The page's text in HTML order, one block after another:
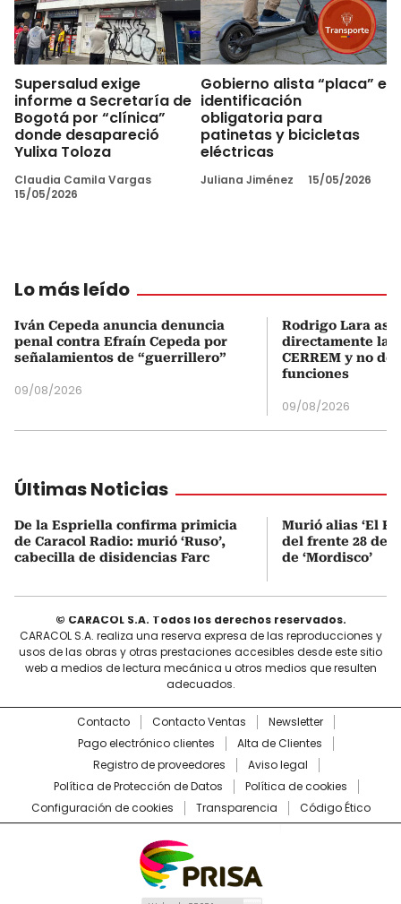
Supersalud exige
informe a Secretaría de
Bogotá por “clínica”
donde desapareció
Yulixa Toloza
Claudia Camila Vargas
15/05/2026
Gobierno alista “placa” e
identificación
obligatoria para
patinetas y bicicletas
eléctricas
Juliana Jiménez 15/05/2026
Lo más leído
Iván Cepeda anuncia denuncia
penal contra Efraín Cepeda por
señalamientos de “guerrillero”
09/08/2026
Rodrigo Lara
directamente la
CERREM y no
funciones
09/08/2026
Últimas Noticias
De la Espriella confirma primicia
de Caracol Radio: murió ‘Ruso’,
cabecilla de disidencias Farc
Murió alias ‘El
del frente 28 de
de ‘Mordisco’
© CARACOL S.A. Todos los derechos reservados.
CARACOL S.A. realiza una reserva expresa de las reproducciones y
usos de las obras y otras prestaciones accesibles desde este sitio
web a medios de lectura mecánica u otros medios que resulten
adecuados.
Contacto Contacto Ventas
Newsletter
Pago electrónico clientes
Alta de Clientes
Registro de proveedores
Aviso legal
Política de Protección de Datos
Política de cookies
Configuración de cookies
Transparencia Código Ético